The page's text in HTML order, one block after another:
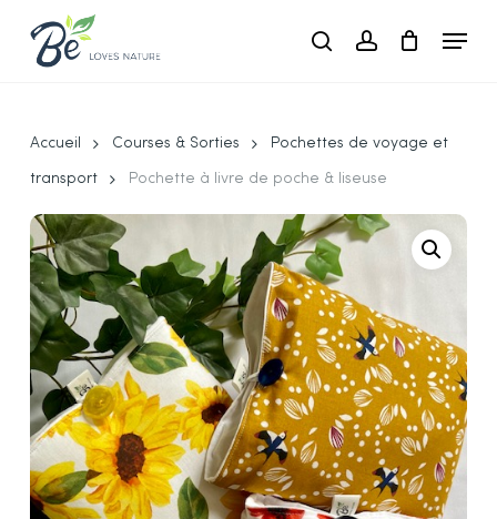
searchaccount
Menu
Accueil Courses & Sorties Pochettes de voyage et
transport Pochette à livre de poche & liseuse